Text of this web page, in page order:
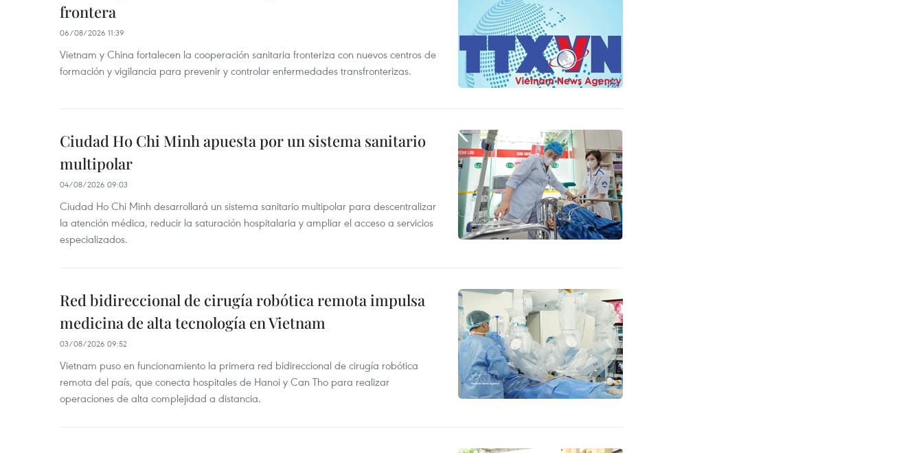
frontera
06/08/2026 11:39
Vietnam y China fortalecen la cooperación sanitaria fronteriza con nuevos centros de
formación y vigilancia para prevenir y controlar enfermedades transfronterizas.
Ciudad Ho Chi Minh apuesta por un sistema sanitario
multipolar
04/08/2026 09:03
Ciudad Ho Chi Minh desarrollará un sistema sanitario multipolar para descentralizar
la atención médica, reducir la saturación hospitalaria y ampliar el acceso a servicios
especializados.
Red bidireccional de cirugía robótica remota impulsa
medicina de alta tecnología en Vietnam
03/08/2026 09:52
Vietnam puso en funcionamiento la primera red bidireccional de cirugía robótica
remota del país, que conecta hospitales de Hanoi y Can Tho para realizar
operaciones de alta complejidad a distancia.